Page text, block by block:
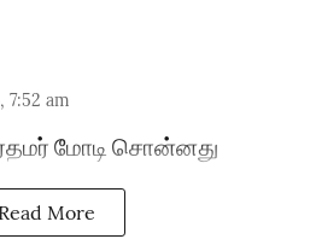
7:52 am
மோடி சொன்னது
Read More